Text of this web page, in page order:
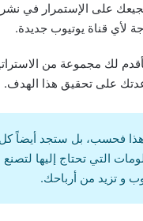
على الإستمرار في
لأي قناة يوتيوب جديدة.
لك مجموعة من
على تحقيق هذا الهدف.
فحسب، بل ستجد أيضاً كل
التي تحتاج إليها
و تزيد من أرباحك.